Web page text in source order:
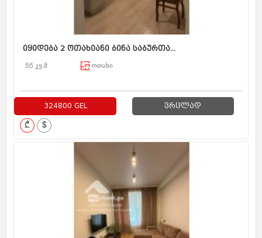
იყიდება 2 ოთახიანი ბინა საბურთა...
55 კვ.მ ოთახი
324800 GEL ვრცლად
₾ $